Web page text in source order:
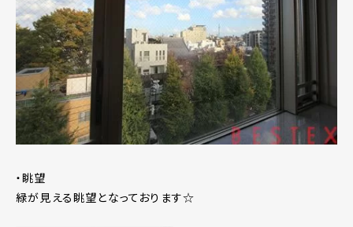
・眺望
緑が見える眺望となっております☆